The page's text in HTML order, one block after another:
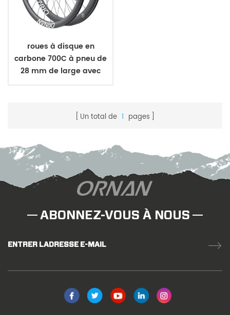
roues à disque en
carbone 700C à pneu de
28 mm de large avec
Un total de 1 pages
ABONNEZ-VOUS À NOUS
ENTRER LADRESSE E-MAIL